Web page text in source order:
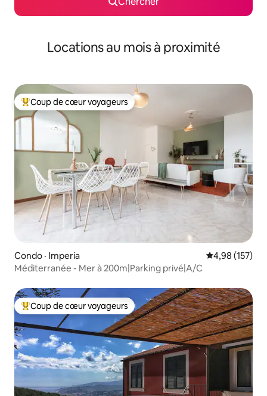
Locations au mois à proximité
Coup de cœur voyageurs parmi les plus aimés
Coup de cœur voyageurs
Condo · Imperia Note
4,98 (157)
Méditerranée - Mer à 200m|Parking privé|A/C
Coup de cœur voyageurs parmi les plus aimés
Coup de cœur voyageurs